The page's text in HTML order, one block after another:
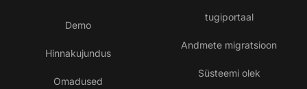
Demo
Hinnakujundus
Omadused
tugiportaal
Andmete migratsioon
Süsteemi olek